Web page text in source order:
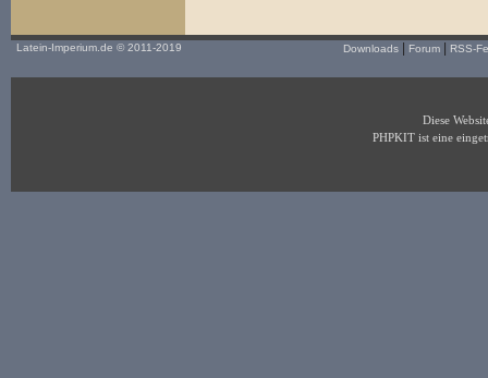
Latein-Imperium.de © 2011-2019 Downloads Forum RSS-
Diese
PHPKIT ist eine